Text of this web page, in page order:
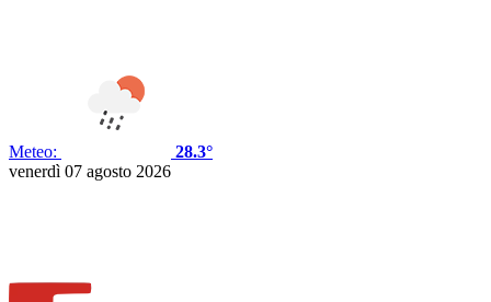
Meteo:
28.3°
venerdì 07 agosto 2026